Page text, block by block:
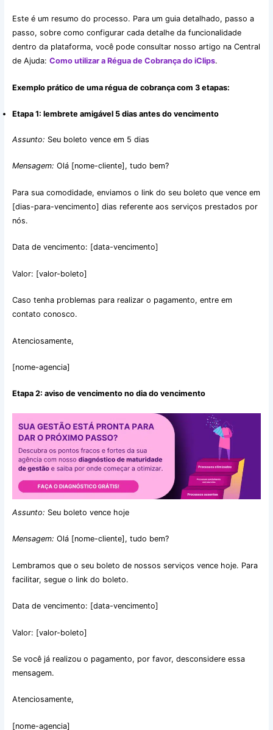
Este é um resumo do processo. Para um guia detalhado, passo a
passo, sobre como configurar cada detalhe da funcionalidade
dentro da plataforma, você pode consultar nosso artigo na Central
de Ajuda: Como utilizar a Régua de Cobrança do iClips.
Exemplo prático de uma régua de cobrança com 3 etapas:
Etapa 1: lembrete amigável 5 dias antes do vencimento
Assunto: Seu boleto vence em 5 dias
Mensagem: Olá [nome-cliente], tudo bem?
Para sua comodidade, enviamos o link do seu boleto que vence em
[dias-para-vencimento] dias referente aos serviços prestados por
nós.
Data de vencimento: [data-vencimento]
Valor: [valor-boleto]
Caso tenha problemas para realizar o pagamento, entre em
contato conosco.
Atenciosamente,
[nome-agencia]
Etapa 2: aviso de vencimento no dia do vencimento
Assunto: Seu boleto vence hoje
Mensagem: Olá [nome-cliente], tudo bem?
Lembramos que o seu boleto de nossos serviços vence hoje. Para
facilitar, segue o link do boleto.
Data de vencimento: [data-vencimento]
Valor: [valor-boleto]
Se você já realizou o pagamento, por favor, desconsidere essa
mensagem.
Atenciosamente,
[nome-agencia]